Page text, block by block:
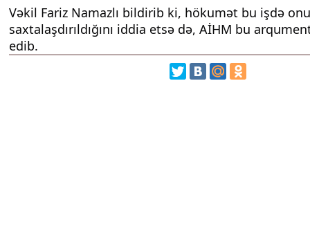
Vəkil Fariz Namazlı bildirib ki, hökumət bu işdə
saxtalaşdırıldığını iddia etsə də, AİHM bu
edib.